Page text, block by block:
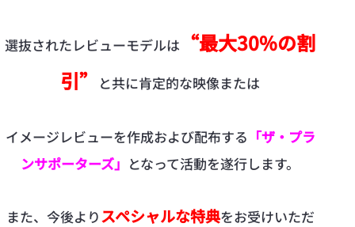
選抜されたレビューモデルは “最大30%の割
引”
と共に肯定的な映像または
イメージレビューを作成および配布する 「ザ·プラ
ンサポーターズ」 となって活動を遂行します。
また、今後よりスペシャルな特典をお受けいただ